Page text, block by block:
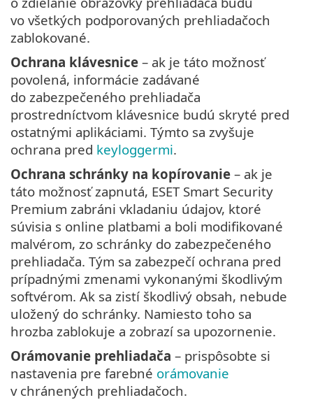
vo všetkých podporovaných prehliadačoch
zablokované.
Ochrana klávesnice – ak je táto možnosť
povolená, informácie zadávané
do zabezpečeného prehliadača
prostredníctvom klávesnice budú skryté pred
ostatnými aplikáciami. Týmto sa zvyšuje
ochrana pred keyloggermi.
Ochrana schránky na kopírovanie – ak je
táto možnosť zapnutá, ESET Smart Security
Premium zabráni vkladaniu údajov, ktoré
súvisia s online platbami a boli modifikované
malvérom, zo schránky do zabezpečeného
prehliadača. Tým sa zabezpečí ochrana pred
prípadnými zmenami vykonanými škodlivým
softvérom. Ak sa zistí škodlivý obsah, nebude
uložený do schránky. Namiesto toho sa
hrozba zablokuje a zobrazí sa upozornenie.
Orámovanie prehliadača – prispôsobte si
nastavenia pre farebné orámovanie
v chránených prehliadačoch.